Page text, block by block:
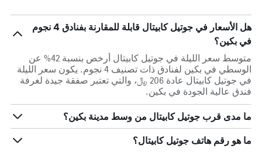
هل الأسعار في جوتيل كابيتال قابلة للمقارنة بفنادق 4 نجوم
في بكين؟
متوسط سعر الليلة في جوتيل كابيتال أرخص بنسبة 42% عن
الوسطي في بكين لفنادق ذات تصنيف 4 نجوم. يكون سعر الليلة
في جوتيل كابيتال عادة 206 ﷼، والتي تعتبر صفقة جيدة لغرفة
فندق عالية الجودة في بكين.
ما مدى قرب جوتيل كابيتال من وسط مدينة بكين؟
ما هو رقم هاتف جوتيل كابيتال؟